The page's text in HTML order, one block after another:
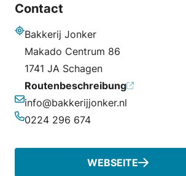
Contact
Bakkerij Jonker
Makado Centrum 86
1741 JA Schagen
Routenbeschreibung
E-Mail-Adresse
info@bakkerijjonker.nl
0224 296 674
WEBSEITE